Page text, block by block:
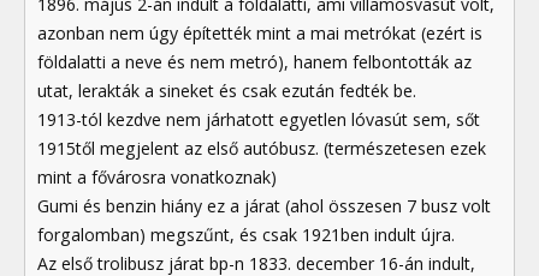
azonban nem úgy építették mint a mai metrókat (ezért is
földalatti a neve és nem metró), hanem felbontották az
utat, lerakták a sineket és csak ezután fedték be.
1913-tól kezdve nem járhatott egyetlen lóvasút sem, sőt
1915től megjelent az első autóbusz. (természetesen ezek
mint a fővárosra vonatkoznak)
Gumi és benzin hiány ez a járat (ahol összesen 7 busz volt
forgalomban) megszűnt, és csak 1921ben indult újra.
Az első trolibusz járat bp-n 1833. december 16-án indult,